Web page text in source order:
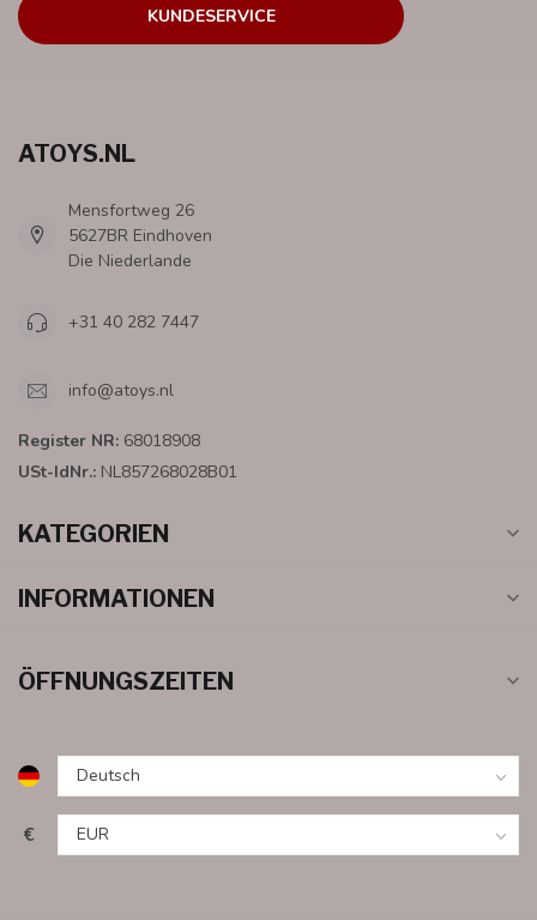
KUNDESERVICE
ATOYS.NL
Mensfortweg 26
5627BR Eindhoven
Die Niederlande
+31 40 282 7447
info@atoys.nl
Register NR: 68018908
USt-IdNr.: NL857268028B01
KATEGORIEN
INFORMATIONEN
ÖFFNUNGSZEITEN
€